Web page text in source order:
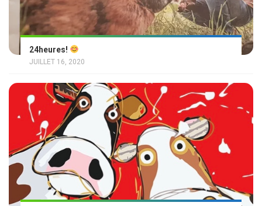
24heures!
JUILLET 16, 2020